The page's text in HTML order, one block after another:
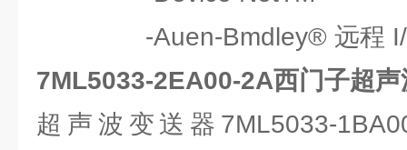
-Auen-Bmdley® 远程 I/
7ML5033-2EA00-2A西门子超声
超声波变送器7ML5033-